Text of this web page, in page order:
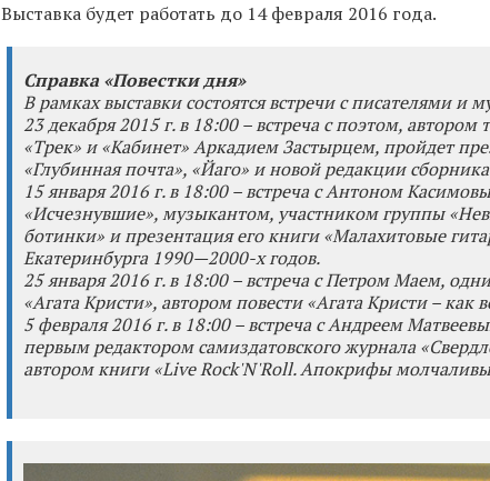
Выставка будет работать до 14 февраля 2016 года.
Справка «Повестки дня»
В рамках выставки состоятся встречи с писателями и
23 декабря 2015 г. в 18:00 – встреча с поэтом, автором
«Трек» и «Кабинет» Аркадием Застырцем, пройдет
«Глубинная почта», «Йаго» и новой редакции
15 января 2016 г. в 18:00 – встреча с Антоном
«Исчезнувшие», музыкантом, участником группы
ботинки» и презентация его книги «Малахитовые
Екатеринбурга 1990—2000-х годов.
25 января 2016 г. в 18:00 – встреча с Петром Маем,
«Агата Кристи», автором повести «Агата Кристи – как
5 февраля 2016 г. в 18:00 – встреча с Андреем
первым редактором самиздатовского журнала
автором книги «Live Rock'N'Roll. Апокрифы